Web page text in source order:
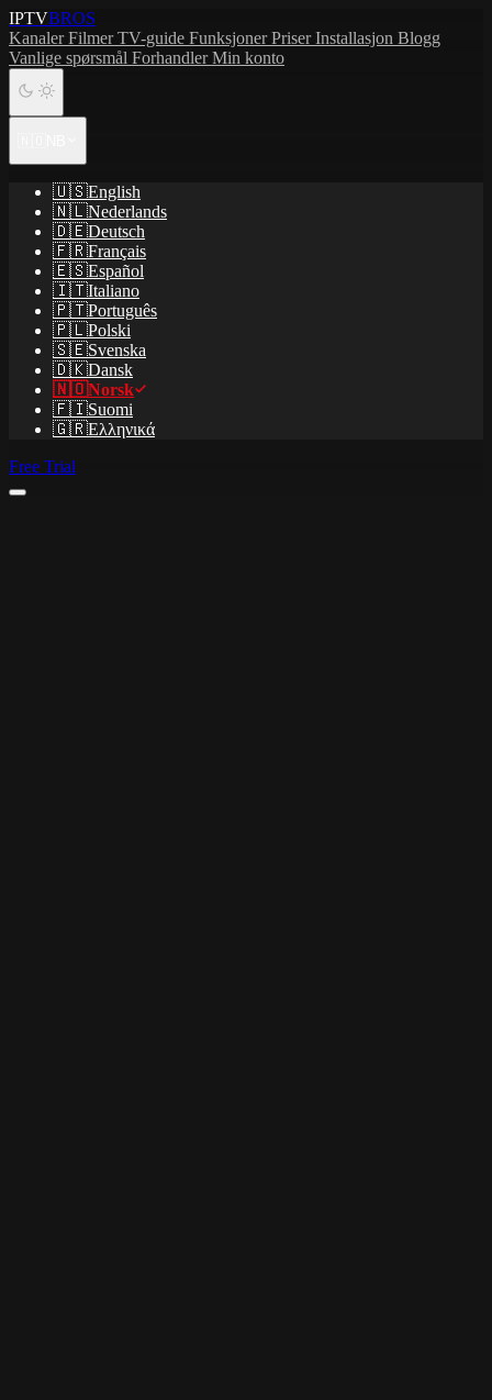
IPTVBROS
KanalerFilmerTV-guide FunksjonerPriserInstallasjon Blogg
Vanlige spørsmål ForhandlerMin konto
🇺🇸English
🇳🇱Nederlands
🇩🇪Deutsch
🇫🇷Français
🇪🇸Español
🇮🇹Italiano
🇵🇹Português
🇵🇱Polski
🇸🇪Svenska
🇩🇰Dansk
🇳🇴Norsk
🇫🇮Suomi
🇬🇷Ελληνικά
Free Trial